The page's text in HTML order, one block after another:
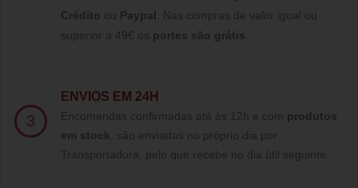
Crédito ou Paypal
Nas compras de valor igual ou
superior a 49€ os portes são grátis
3
ENVIOS EM 24H
Encomendas confirmadas até às 12h e com produtos
em stock , são enviadas no próprio dia por
Transportadora, pelo que recebe no dia útil seguinte.